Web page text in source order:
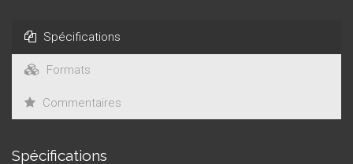
romaines d'Afrique, leurs noms, leurs définitions territoriales
et leurs évolutions, parfois sur le long terme, où l'histoire et
les traditions régionales dialoguent avec la volonté politique
de Rome.
Spécifications
Formats
Commentaires
Spécifications